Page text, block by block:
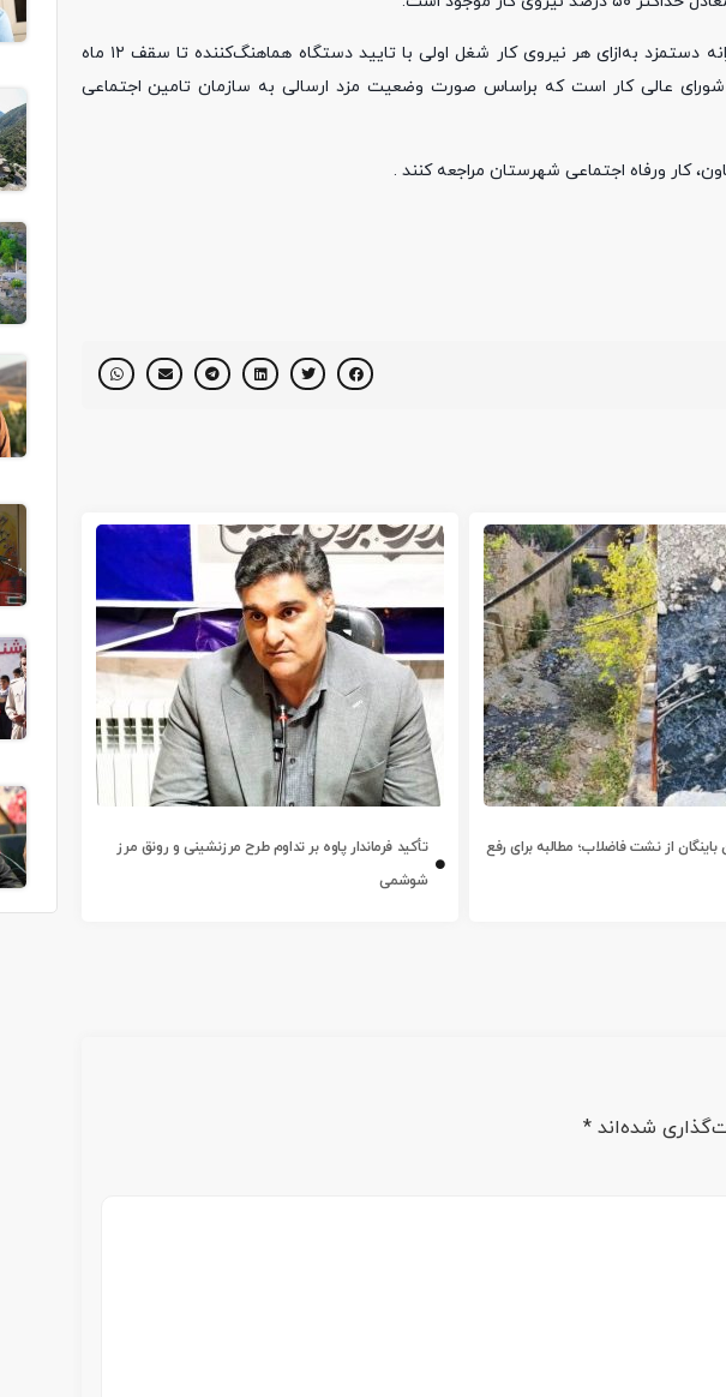
رئیس اداره تعاون کار و رفاه اجتماعی پاوه افزود: طول دوره پرداخت یارانه دستمزد به‌ازای هر نیروی کار شغل اولی با تایید دستگاه هماهنگ‌کننده تا سقف ۱۲ ماه
درصد حداقل دستمزد مصوب شورای عالی کار است که براساس صورت وضعیت مزد ارسالی به سازمان تامین اجتماعی
کار ورفاه اجتماعی شهرستان مراجعه کنند .
باینگان از نشت فاضلاب؛ مطالبه برای رفع
تأکید فرماندار پاوه بر تداوم طرح مرزنشینی و رونق مرز
شوشمی
شده‌اند *